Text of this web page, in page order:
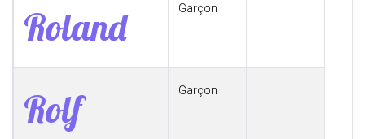
Roland Garçon
Rolf Garçon